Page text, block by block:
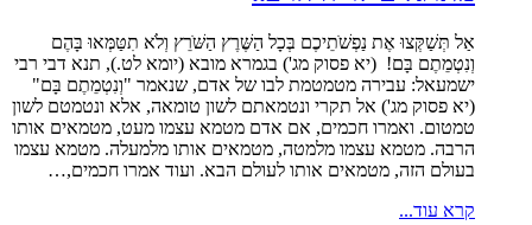
אַל תְּשַׁקְּצוּ אֶת נַפְשֹׁתֵיכֶם בְּכָל הַשֶּׁרֶץ הַשֹּׁרֵץ וְלֹא תִטַּמְּאוּ בָּהֶם
וְנִטְמֵתֶם בָּם! (יא פסוק מג') בגמרא מובא (יומא לט.), תנא דבי רבי
ישמעאל: עבירה מטמטמת לבו של אדם, שנאמר "וְנִטְמֵתֶם בָּם"
(יא פסוק מג') אל תקרי ונטמאתם לשון טומאה, אלא ונטמטם לשון
טמטום. ואמרו חכמים, אם אדם מטמא עצמו מעט, מטמאים אותו
הרבה. מטמא עצמו מלמטה, מטמאים אותו מלמעלה. מטמא עצמו
בעולם הזה, מטמאים אותו לעולם הבא. ועוד אמרו חכמים,…
קרא עוד...